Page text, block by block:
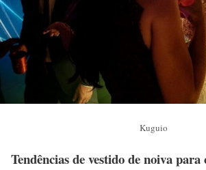
Kuguio
Tendências de vestido de noiva para